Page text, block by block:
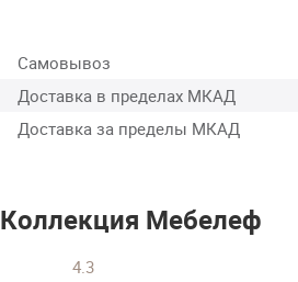
Самовывоз
Доставка в пределах МКАД
Доставка за пределы МКАД
Коллекция Мебелеф
4.3